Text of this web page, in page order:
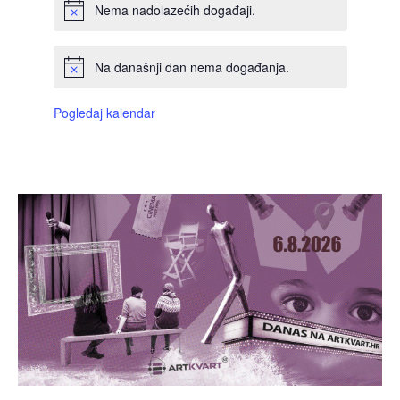
Nema nadolazećih događaji.
Na današnji dan nema događanja.
Pogledaj kalendar